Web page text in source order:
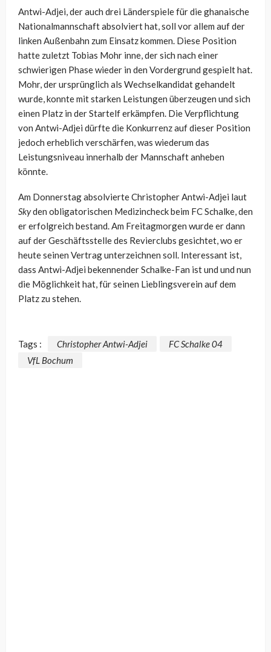
Antwi-Adjei, der auch drei Länderspiele für die ghanaische
Nationalmannschaft absolviert hat, soll vor allem auf der
linken Außenbahn zum Einsatz kommen. Diese Position
hatte zuletzt Tobias Mohr inne, der sich nach einer
schwierigen Phase wieder in den Vordergrund gespielt hat.
Mohr, der ursprünglich als Wechselkandidat gehandelt
wurde, konnte mit starken Leistungen überzeugen und sich
einen Platz in der Startelf erkämpfen. Die Verpflichtung
von Antwi-Adjei dürfte die Konkurrenz auf dieser Position
jedoch erheblich verschärfen, was wiederum das
Leistungsniveau innerhalb der Mannschaft anheben
könnte.
Am Donnerstag absolvierte Christopher Antwi-Adjei laut
Skyden obligatorischen Medizincheck beim FC Schalke, den
er erfolgreich bestand. Am Freitagmorgen wurde er dann
auf der Geschäftsstelle des Revierclubs gesichtet, wo er
heute seinen Vertrag unterzeichnen soll. Interessant ist,
dass Antwi-Adjei bekennender Schalke-Fan ist und und nun
die Möglichkeit hat, für seinen Lieblingsverein auf dem
Platz zu stehen.
Tags : Christopher Antwi-Adjei
FC Schalke 04
VfL Bochum